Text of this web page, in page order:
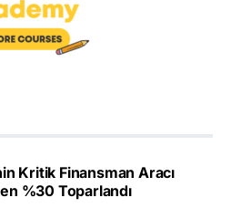
Kritik Finansman Aracı
%30 Toparlandı